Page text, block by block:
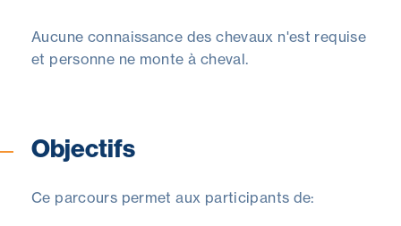
Aucune connaissance des chevaux n'est requise
et personne ne monte à cheval.
Objectifs
Ce parcours permet aux participants de: